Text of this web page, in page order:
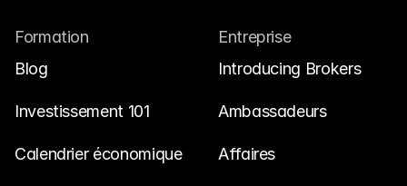
Formation
Blog
Investissement 101
Calendrier économique
Entreprise
Introducing Brokers
Ambassadeurs
Affaires